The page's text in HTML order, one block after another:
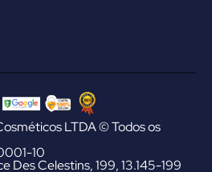
LTDA © Todos os
10
Des Celestins, 199, 13.145-199